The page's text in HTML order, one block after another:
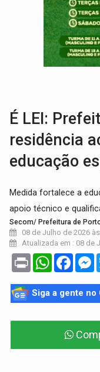
VÍDEO:
É LEI:
residência
educação
Medida fortalece a
apoio técnico e
Secom/ Prefeitura de
08 de Julho de 2026
Atualizada em : 08 de
Print WhatsApp
Siga a gente no